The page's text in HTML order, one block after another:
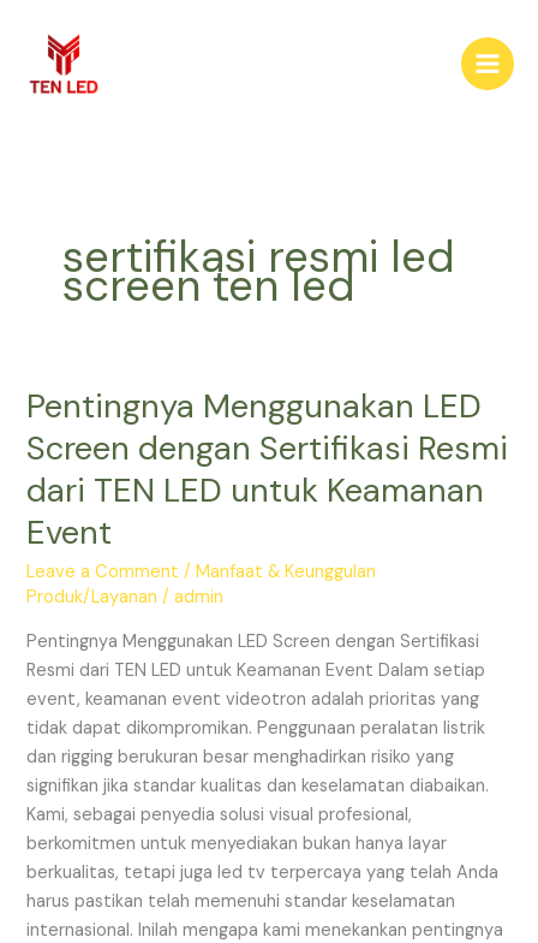
content
sertifikasi resmi led
screen ten led
Pentingnya Menggunakan LED
Screen dengan Sertifikasi Resmi
dari TEN LED untuk Keamanan
Event
Leave a Comment /Manfaat & Keunggulan
Produk/Layanan /admin
Pentingnya Menggunakan LED Screen dengan Sertifikasi
Resmi dari TEN LED untuk Keamanan Event Dalam setiap
event, keamanan event videotron adalah prioritas yang
tidak dapat dikompromikan. Penggunaan peralatan listrik
dan rigging berukuran besar menghadirkan risiko yang
signifikan jika standar kualitas dan keselamatan diabaikan.
Kami, sebagai penyedia solusi visual profesional,
berkomitmen untuk menyediakan bukan hanya layar
berkualitas, tetapi juga led tv terpercaya yang telah Anda
harus pastikan telah memenuhi standar keselamatan
internasional. Inilah mengapa kami menekankan pentingnya
Pentingnya
Menggunakan
LED
Screen
Sertifikasi
Resmi
dari
TEN
LED
Keamanan
Event